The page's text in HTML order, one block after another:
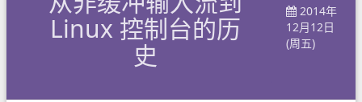
Linux 控制台的历
史
2014年
12月12日
(周五)